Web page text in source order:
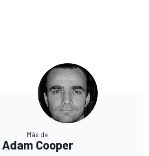
Más de
Adam Cooper